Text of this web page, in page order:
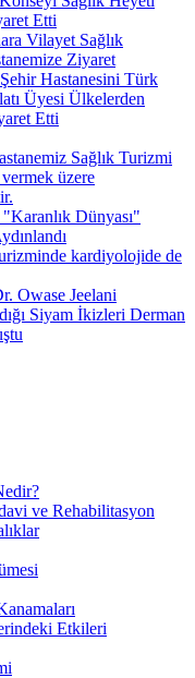
Etti
Vilayet Sağlık
Ziyaret
Hastanesini Türk
Üyesi Ülkelerden
Etti
Sağlık Turizmi
üzere
Dünyası"
kardiyolojide de
Owase Jeelani
Siyam İkizleri Derman
ve Rehabilitasyon
Etkileri